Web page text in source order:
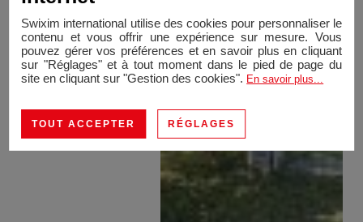
Swixim international utilise des cookies pour personnaliser le
contenu et vous offrir une expérience sur mesure. Vous
pouvez gérer vos préférences et en savoir plus en cliquant
sur "Réglages" et à tout moment dans le pied de page du
site en cliquant sur "Gestion des cookies". En savoir plus...
TOUT ACCEPTER RÉGLAGES